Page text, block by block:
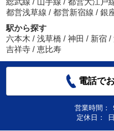
総武線 / 山手線 / 都営大江戸
都営浅草線 / 都営新宿線 / 銀
駅から探す
六本木 / 浅草橋 / 神田 / 新宿 /
吉祥寺 / 恵比寿
電話で
営業時間：
定休日：